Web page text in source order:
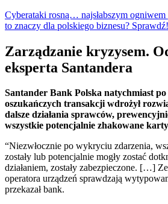
Cyberataki rosną… najsłabszym ogniwem
to znaczy dla polskiego biznesu? Sprawdź!
Zarządzanie kryzysem.
eksperta Santandera
Santander Bank Polska natychmiast
oszukańczych transakcji wdrożył
dalsze działania sprawców,
wszystkie potencjalnie zhakowane
“Niezwłocznie po wykryciu zdarzenia,
zostały lub potencjalnie mogły zostać
działaniem, zostały zabezpieczone. […]
operatora urządzeń sprawdzają
przekazał bank.